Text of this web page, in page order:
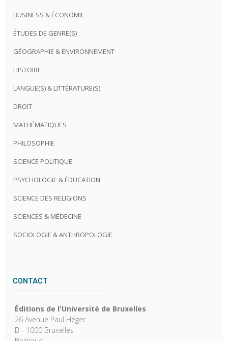
BUSINESS & ÉCONOMIE
ÉTUDES DE GENRE(S)
GÉOGRAPHIE & ENVIRONNEMENT
HISTOIRE
LANGUE(S) & LITTÉRATURE(S)
DROIT
MATHÉMATIQUES
PHILOSOPHIE
SCIENCE POLITIQUE
PSYCHOLOGIE & ÉDUCATION
SCIENCE DES RELIGIONS
SCIENCES & MÉDECINE
SOCIOLOGIE & ANTHROPOLOGIE
CONTACT
Éditions de l'Université de Bruxelles
26 Avenue Paul Héger
B - 1000 Bruxelles